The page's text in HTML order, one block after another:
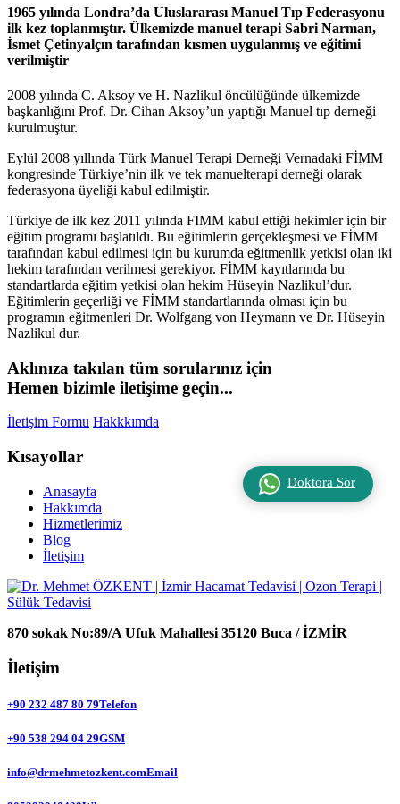
1965 yılında Londra’da Uluslararası Manuel Tıp Federasyonu
ilk kez toplanmıştır. Ülkemizde manuel terapi Sabri Narman,
İsmet Çetinyalçın tarafından kısmen uygulanmış ve eğitimi
verilmiştir
2008 yılında C. Aksoy ve H. Nazlikul öncülüğünde ülkemizde
başkanlığını Prof. Dr. Cihan Aksoy’un yaptığı Manuel tıp derneği
kurulmuştur.
Eylül 2008 yıllında Türk Manuel Terapi Derneği Vernadaki FİMM
kongresinde Türkiye’nin ilk ve tek manuelterapi derneği olarak
federasyona üyeliği kabul edilmiştir.
Türkiye de ilk kez 2011 yılında FIMM kabul ettiği hekimler için bir
eğitim programı başlatıldı. Bu eğitimlerin gerçekleşmesi ve FİMM
tarafından kabul edilmesi için bu kurumda eğitmenlik yetkisi olan iki
hekim tarafından verilmesi gerekiyor. FİMM kayıtlarında bu
standartlarda eğitim yetkisi olan hekim Hüseyin Nazlikul’dur.
Eğitimlerin geçerliği ve FİMM standartlarında olması için bu
programın eğitmenleri Dr. Wolfgang von Heymann ve Dr. Hüseyin
Nazlikul dur.
Doktora Sor
Aklınıza takılan tüm sorularınız için
Hemen bizimle iletişime geçin...
İletişim Formu Hakkkımda
Kısayollar
Anasayfa
Hakkımda
Hizmetlerimiz
Blog
İletişim
870 sokak No:89/A Ufuk Mahallesi 35120 Buca / İZMİR
İletişim
+90 232 487 80 79Telefon
+90 538 294 04 29GSM
info@drmehmetozkent.comEmail